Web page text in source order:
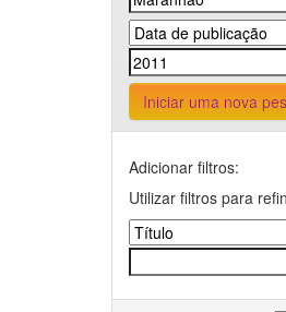
Iniciar uma nova
Adicionar filtros:
Utilizar filtros para